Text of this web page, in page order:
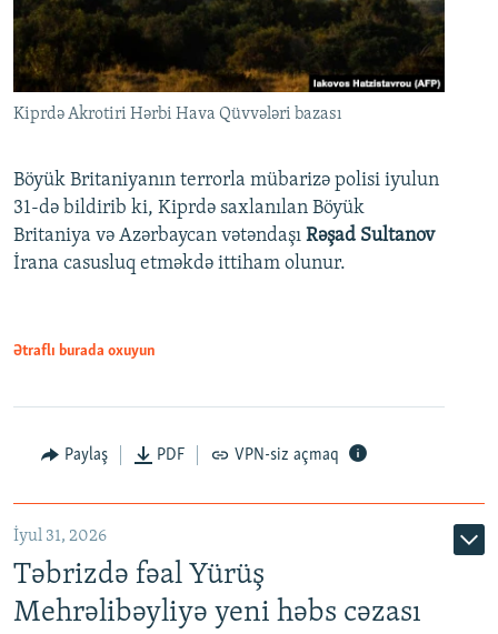
Kiprdə Akrotiri Hərbi Hava Qüvvələri bazası
Böyük Britaniyanın terrorla mübarizə polisi iyulun
31-də bildirib ki, Kiprdə saxlanılan Böyük
Britaniya və Azərbaycan vətəndaşı Rəşad Sultanov
İrana casusluq etməkdə ittiham olunur.
Ətraflı burada oxuyun
Paylaş PDF VPN-siz açmaq
İyul 31, 2026
Təbrizdə fəal Yürüş
Mehrəlibəyliyə yeni həbs cəzası